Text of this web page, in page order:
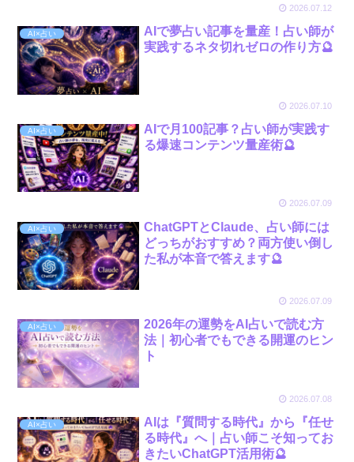
2026.07.12
AI×占い
AIで夢占い記事を量産！占い師が
実践するネタ切れゼロの作り方🔮
2026.07.10
AI×占い
AIで月100記事？占い師が実践す
る爆速コンテンツ量産術🔮
2026.07.09
AI×占い
ChatGPTとClaude、占い師には
どっちがおすすめ？両方使い倒し
た私が本音で答えます🔮
2026.07.09
AI×占い
2026年の運勢をAI占いで読む方
法｜初心者でもできる開運のヒン
ト
2026.07.08
AI×占い
AIは『質問する時代』から『任せ
る時代』へ｜占い師こそ知ってお
きたいChatGPT活用術🔮